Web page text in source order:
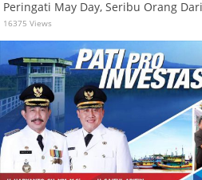
Peringati May Day, Seribu Orang
16375 Views